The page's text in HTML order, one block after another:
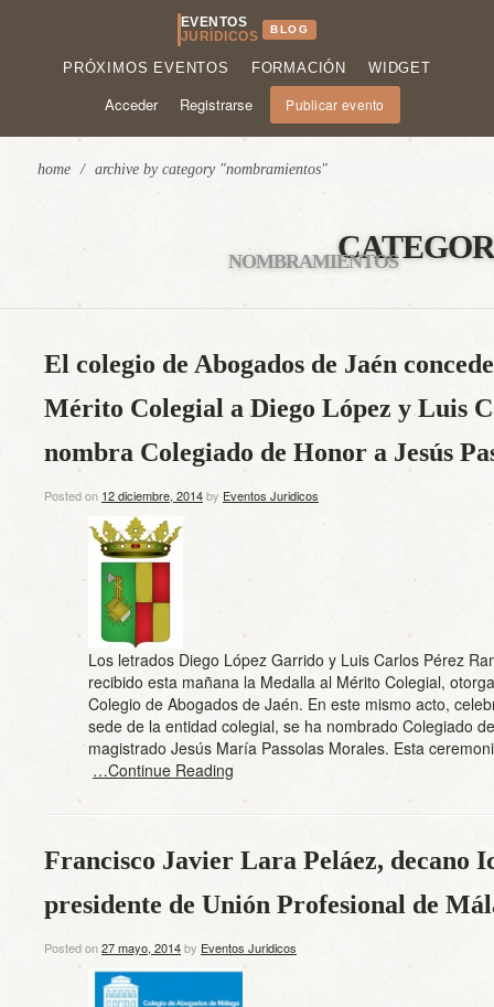
EVENTOS
JURÍDICOS
BLOG
PRÓXIMOS EVENTOS FORMACIÓN WIDGET
Acceder Registrarse Publicar evento
home / archive by category "nombramientos"
NOMBRAMIENTOS
El colegio de Abogados de Jaén
Mérito Colegial a Diego López y Luis
nombra Colegiado de Honor a Jesús
Posted on 12 diciembre, 2014by Eventos Juridicos
Los letrados Diego López Garrido y Luis Carlos Pérez
recibido esta mañana la Medalla al Mérito Colegial,
Colegio de Abogados de Jaén. En este mismo acto,
sede de la entidad colegial, se ha nombrado Colegiado
magistrado Jesús María Passolas Morales. Esta
…Continue Reading
Francisco Javier Lara Peláez, decano
presidente de Unión Profesional de
Posted on27 mayo, 2014by Eventos Juridicos